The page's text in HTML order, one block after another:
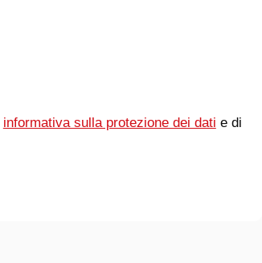
informativa sulla protezione dei dati e di